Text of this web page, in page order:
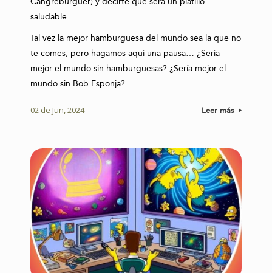
saludable.
Tal vez la mejor hamburguesa del mundo sea la que no
te comes, pero hagamos aquí una pausa… ¿Sería
mejor el mundo sin hamburguesas? ¿Sería mejor el
mundo sin Bob Esponja?
02 de Jun, 2024 Leer más